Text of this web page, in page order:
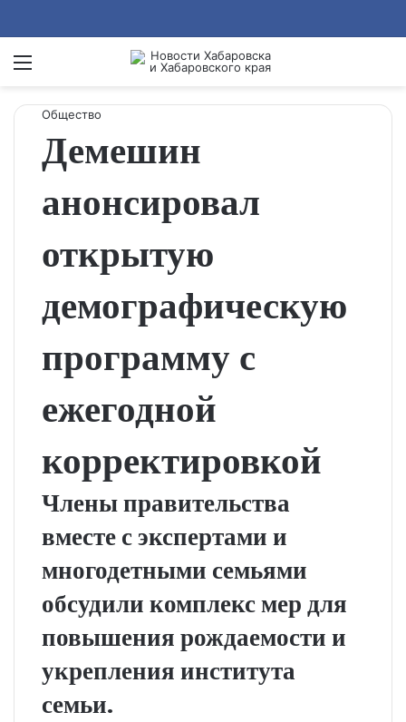
Menu
Общество
Демешин
анонсировал
открытую
демографическую
программу с
ежегодной
корректировкой
Члены правительства
вместе с экспертами и
многодетными семьями
обсудили комплекс мер для
повышения рождаемости и
укрепления института
семьи.